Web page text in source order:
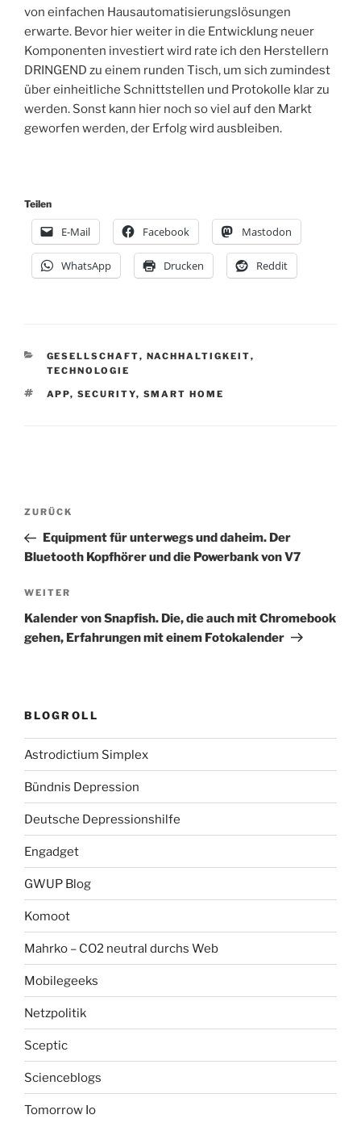
von einfachen Hausautomatisierungslösungen
erwarte. Bevor hier weiter in die Entwicklung neuer
Komponenten investiert wird rate ich den Herstellern
DRINGEND zu einem runden Tisch, um sich zumindest
über einheitliche Schnittstellen und Protokolle klar zu
werden. Sonst kann hier noch so viel auf den Markt
geworfen werden, der Erfolg wird ausbleiben.
Teilen
E-Mail Facebook Mastodon
WhatsApp Drucken Reddit
KATEGORIEN
GESELLSCHAFT, NACHHALTIGKEIT,
TECHNOLOGIE
SCHLAGWÖRTER
APP, SECURITY, SMART HOME
Beitragsnavigation
Vorheriger
Beitrag
ZURÜCK
Equipment für unterwegs und daheim. Der
Bluetooth Kopfhörer und die Powerbank von V7
Nächster
Beitrag
WEITER
Kalender von Snapfish. Die, die auch mit Chromebook
gehen, Erfahrungen mit einem Fotokalender
BLOGROLL
Astrodictium Simplex
Bündnis Depression
Deutsche Depressionshilfe
Engadget
GWUP Blog
Komoot
Mahrko – CO2 neutral durchs Web
Mobilegeeks
Netzpolitik
Sceptic
Scienceblogs
Tomorrow Io